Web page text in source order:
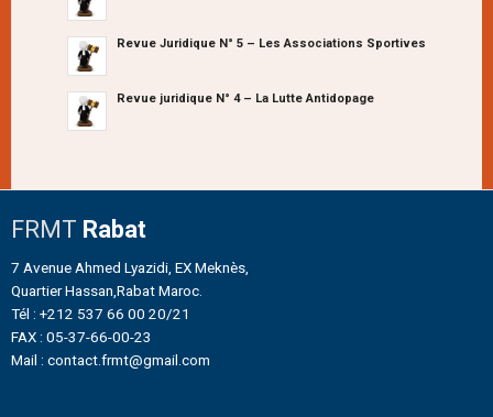
Revue Juridique N° 5 – Les Associations Sportives
Revue juridique N° 4 – La Lutte Antidopage
FRMT Rabat
7 Avenue Ahmed Lyazidi, EX Meknès,
Quartier Hassan,Rabat Maroc.
Tél : +212 537 66 00 20/21
FAX : 05-37-66-00-23
Mail : contact.frmt@gmail.com